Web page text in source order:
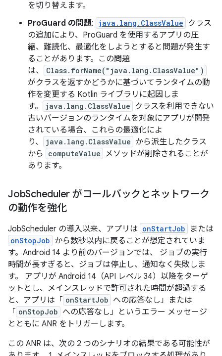
を切り替えます。
ProGuard の問題: java.lang.ClassValue
クラス
の追加により、ProGuard を使用するアプリの圧
縮、難読化、最適化をしようとすると問題が発生す
ることがあります。この問題
は、
Class.forName("java.lang.ClassValue")
がクラスを返すかどうかに基づいてランタイムの動
作を変更する Kotlin ライブラリに起因しま
す。
java.lang.ClassValue
クラスを利用できない
古いバージョンのランタイムを対象にアプリが開発
されている場合、これらの最適化によ
り、
java.lang.ClassValue から派生したクラス
から
computeValue
メソッドが削除されることが
あります。
JobScheduler がコールバックとネットワーク
の動作を強化
JobScheduler の導入以来、アプリは onStartJob または
onStopJob から数秒以内に戻ることが想定されていま
す。Android 14 より前のバージョンでは、 ジョブの実行
時間が長すぎると、ジョブは停止し、通知なく失敗しま
す。 アプリが Android 14（API レベル 34）以降をターゲ
ットとし、メインスレッドで許可された時間が超過する
と、アプリは「 onStartJob への応答なし」または
「 onStopJob への応答なし」というエラー メッセージ
とともに ANR をトリガーします。
この ANR は、次の 2 つのシナリオの結果である可能性が